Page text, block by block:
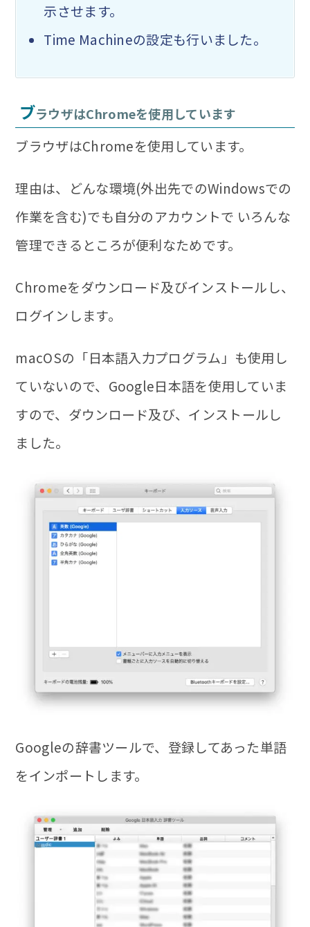
示させます。
Time Machineの設定も行いました。
ブラウザはChromeを使用しています
ブラウザはChromeを使用しています。
理由は、
どんな環境(外出先でのWindowsでの
作業を含む)でも自分のアカウントで いろんな
管理できる ところが便利なためです。
Chromeをダウンロード及びインストールし、
ログインします。
macOSの「日本語入力プログラム」も使用し
ていないので、Google日本語を使用していま
すので、ダウンロード及び、インストールし
ました。
Googleの辞書ツールで、登録してあった単語
をインポートします。